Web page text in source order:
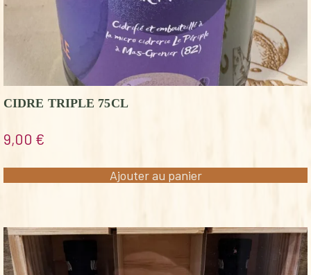
CIDRE TRIPLE 75CL
9,00 €
Ajouter au panier